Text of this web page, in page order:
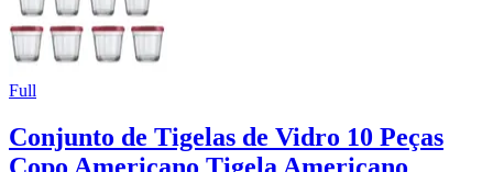
Full
Conjunto de Tigelas de Vidro 10 Peças